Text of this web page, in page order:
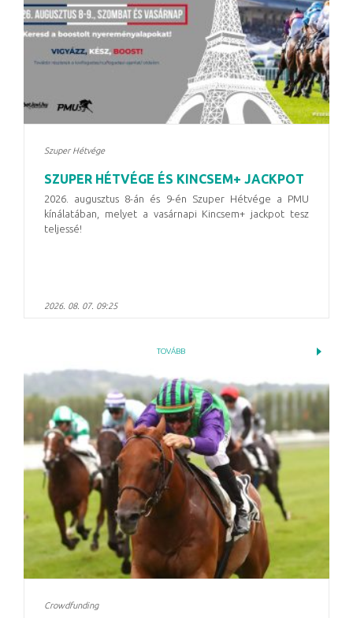
Szuper Hétvége
SZUPER HÉTVÉGE ÉS KINCSEM+ JACKPOT
2026. augusztus 8-án és 9-én Szuper Hétvége a PMU
kínálatában, melyet a vasárnapi Kincsem+ jackpot tesz
teljessé!
2026. 08. 07. 09:25
TOVÁBB
Crowdfunding